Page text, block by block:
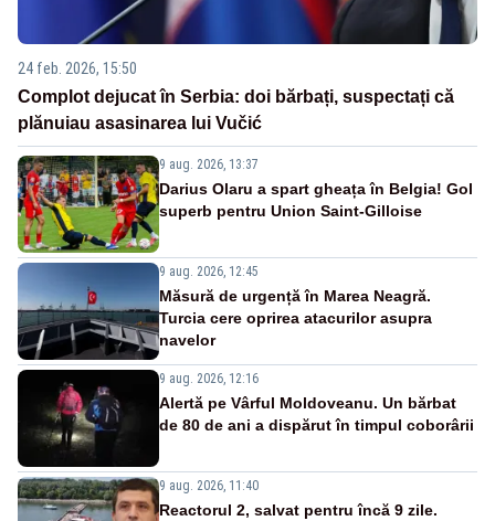
24 feb. 2026, 15:50
Complot dejucat în Serbia: doi bărbați, suspectați că
plănuiau asasinarea lui Vučić
9 aug. 2026, 13:37
Darius Olaru a spart gheața în Belgia! Gol
superb pentru Union Saint-Gilloise
9 aug. 2026, 12:45
Măsură de urgență în Marea Neagră.
Turcia cere oprirea atacurilor asupra
navelor
9 aug. 2026, 12:16
Alertă pe Vârful Moldoveanu. Un bărbat
de 80 de ani a dispărut în timpul coborârii
9 aug. 2026, 11:40
Reactorul 2, salvat pentru încă 9 zile.